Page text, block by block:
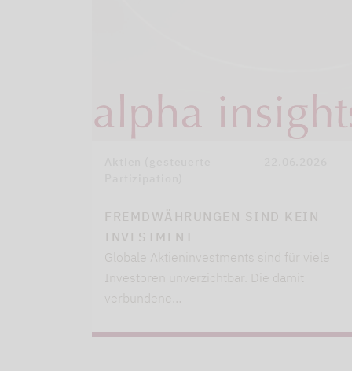
FREMDWÄHRUNGEN SIND KEIN
INVESTMENT
Globale Aktieninvestments sind für viele
Investoren unverzichtbar. Die damit
verbundene…